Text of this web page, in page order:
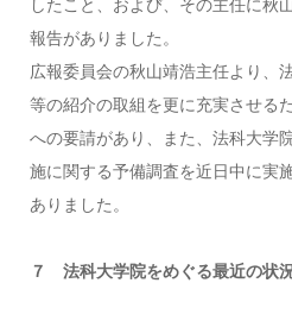
したこと、および、その主任に秋
報告がありました。
広報委員会の秋山靖浩主任より、
等の紹介の取組を更に充実させる
への要請があり、また、法科大学
施に関する予備調査を近日中に実
ありました。
７ 法科大学院をめぐる最近の状